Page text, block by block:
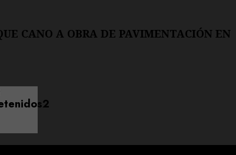
CANO A OBRA DE PAVIMENTACIÓN EN